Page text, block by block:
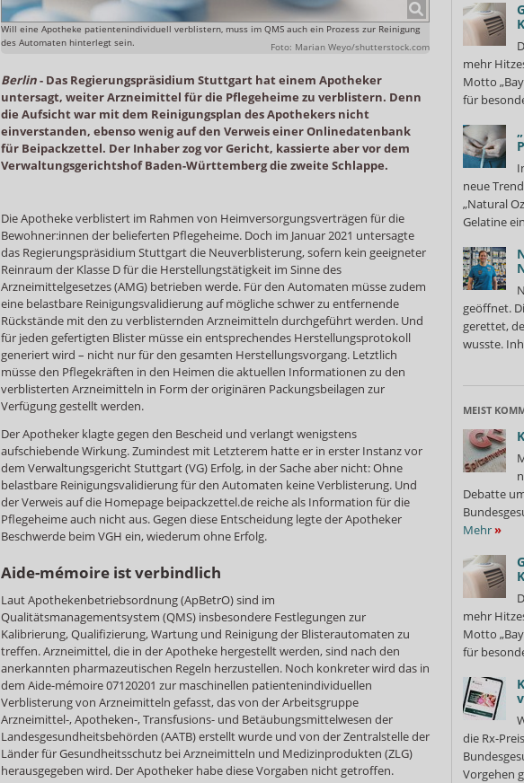
Will eine Apotheke patientenindividuell verblistern, muss im QMS auch ein Prozess zur Reinigung
des Automaten hinterlegt sein.
Foto: Marian Weyo/shutterstock.com
Berlin- Das Regierungspräsidium Stuttgart hat einem Apotheker
untersagt, weiter Arzneimittel für die Pflegeheime zu verblistern. Denn
die Aufsicht war mit dem Reinigungsplan des Apothekers nicht
einverstanden, ebenso wenig auf den Verweis einer Onlinedatenbank
für Beipackzettel. Der Inhaber zog vor Gericht, kassierte aber vor dem
Verwaltungsgerichtshof Baden-Württemberg die zweite Schlappe.
Die Apotheke verblistert im Rahmen von Heimversorgungsverträgen für die
Bewohner:innen der belieferten Pflegeheime. Doch im Januar 2021 untersagte
das Regierungspräsidium Stuttgart die Neuverblisterung, sofern kein geeigneter
Reinraum der Klasse D für die Herstellungstätigkeit im Sinne des
Arzneimittelgesetzes (AMG) betrieben werde. Für den Automaten müsse zudem
eine belastbare Reinigungsvalidierung auf mögliche schwer zu entfernende
Rückstände mit den zu verblisternden Arzneimitteln durchgeführt werden. Und
für jeden gefertigten Blister müsse ein entsprechendes Herstellungsprotokoll
generiert wird – nicht nur für den gesamten Herstellungsvorgang. Letztlich
müsse den Pflegekräften in den Heimen die aktuellen Informationen zu den
verblisterten Arzneimitteln in Form der originären Packungsbeilagen zur
Verfügung gestellt werden.
Der Apotheker klagte gegen den Bescheid und verlangt wenigstens
aufschiebende Wirkung. Zumindest mit Letzterem hatte er in erster Instanz vor
dem Verwaltungsgericht Stuttgart (VG) Erfolg, in der Sache aber nicht: Ohne
belastbare Reinigungsvalidierung für den Automaten keine Verblisterung. Und
der Verweis auf die Homepage beipackzettel.de reiche als Information für die
Pflegeheime auch nicht aus. Gegen diese Entscheidung legte der Apotheker
Beschwerde beim VGH ein, wiederum ohne Erfolg.
Aide-mémoire ist verbindlich
Laut Apothekenbetriebsordnung (ApBetrO) sind im
Qualitätsmanagementsystem (QMS) insbesondere Festlegungen zur
Kalibrierung, Qualifizierung, Wartung und Reinigung der Blisterautomaten zu
treffen. Arzneimittel, die in der Apotheke hergestellt werden, sind nach den
anerkannten pharmazeutischen Regeln herzustellen. Noch konkreter wird das in
dem Aide-mémoire 07120201 zur maschinellen patientenindividuellen
Verblisterung von Arzneimitteln gefasst, das von der Arbeitsgruppe
Arzneimittel-, Apotheken-, Transfusions- und Betäubungsmittelwesen der
Landesgesundheitsbehörden (AATB) erstellt wurde und von der Zentralstelle der
Länder für Gesundheitsschutz bei Arzneimitteln und Medizinprodukten (ZLG)
herausgegeben wird. Der Apotheker habe diese Vorgaben nicht getroffen.
mehr
Motto
für
neue
„Natural
Gelatine
geöffnet.
gerettet,
wusste.
MEIST
Debatte
Mehr»
mehr
Motto
für
die Rx-
Vorgehen